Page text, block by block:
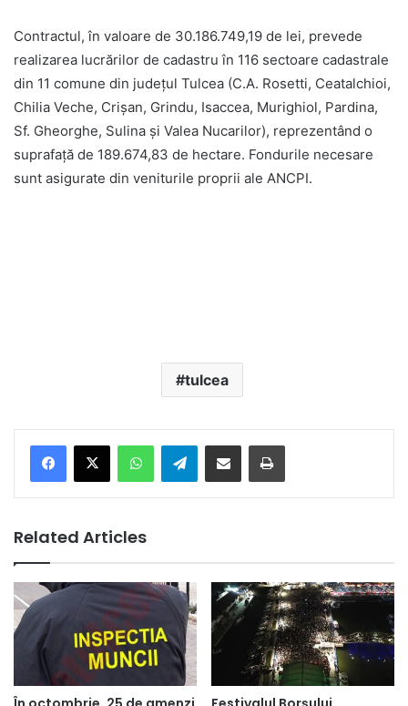
Contractul, în valoare de 30.186.749,19 de lei, prevede
realizarea lucrărilor de cadastru în 116 sectoare cadastrale
din 11 comune din județul Tulcea (C.A. Rosetti, Ceatalchioi,
Chilia Veche, Crișan, Grindu, Isaccea, Murighiol, Pardina,
Sf. Gheorghe, Sulina și Valea Nucarilor), reprezentând o
suprafață de 189.674,83 de hectare. Fondurile necesare
sunt asigurate din veniturile proprii ale ANCPI.
tulcea
Telegram
Related Articles